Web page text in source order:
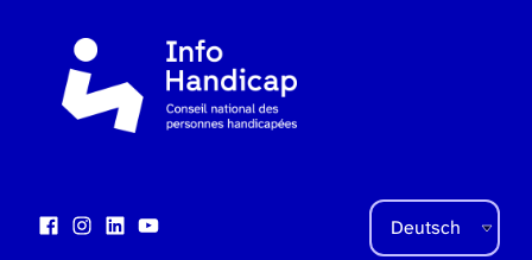
Social Links
Facebook
Instagram
LinkedInYouTube
Sprache auswählen